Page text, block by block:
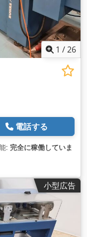
1 /26
電話する
: 完全に稼働していま
小型広告